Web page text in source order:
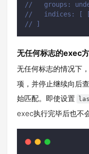
//   groups:
//   indices: [ [
// ]
无任何标志的exec
无任何标志的情况下，
项，并停止继续向后
始匹配。即使设置
exec执行完毕后也不